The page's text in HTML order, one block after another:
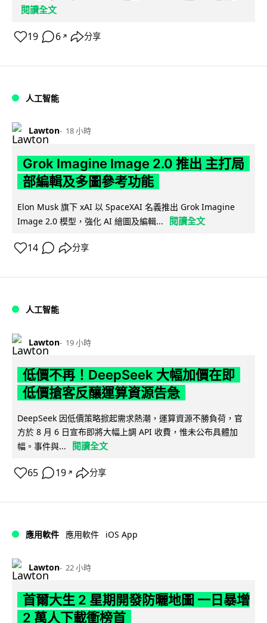
閱讀全文
19 6 ↗ 分享
人工智能
Lawton 18 小時
Grok Imagine Image 2.0 推出 主打局
部編輯及多圖參考功能
Elon Musk 旗下 xAI 以 SpaceXAI 名義推出 Grok Imagine
Image 2.0 模型，強化 AI 繪圖及編輯...
閱讀全文
14 分享
人工智能
Lawton 19 小時
低價不再！DeepSeek 大幅加價在即
低價搶客反釀運算資源告急
DeepSeek 因低價策略掀起需求熱潮，運算資源不勝負荷，官
方於 8 月 6 日宣布即將大幅上調 API 收費，惟未公布具體加
幅。事件與...
閱讀全文
65 19 ↗ 分享
應用軟件 應用軟件 iOS App
Lawton 22 小時
首爾大生 2 星期開發防曬地圖 一日暴增
2 萬人下載衝榜首